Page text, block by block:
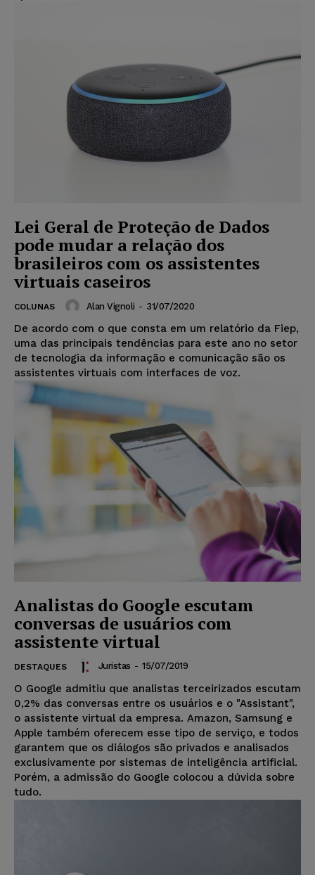
Lei Geral de Proteção de Dados
pode mudar a relação dos
brasileiros com os assistentes
virtuais caseiros
COLUNAS Alan Vignoli - 31/07/2020
De acordo com o que consta em um relatório da Fiep,
uma das principais tendências para este ano no setor
de tecnologia da informação e comunicação são os
assistentes virtuais com interfaces de voz.
Analistas do Google escutam
conversas de usuários com
assistente virtual
DESTAQUES Juristas - 15/07/2019
O Google admitiu que analistas terceirizados escutam
0,2% das conversas entre os usuários e o "Assistant",
o assistente virtual da empresa. Amazon, Samsung e
Apple também oferecem esse tipo de serviço, e todos
garantem que os diálogos são privados e analisados
exclusivamente por sistemas de inteligência artificial.
Porém, a admissão do Google colocou a dúvida sobre
tudo.